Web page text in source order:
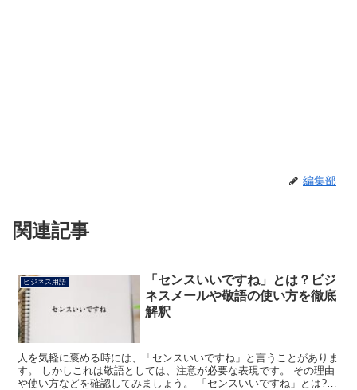
編集部
関連記事
ビジネス用語
「センスいいですね」とは？ビジ
ネスメールや敬語の使い方を徹底
解釈
人を気軽に褒める時には、「センスいいですね」と言うことがありま
す。 しかしこれは敬語としては、注意が必要な表現です。 その理由
や使い方などを確認してみましょう。 「センスいいですね」とは?